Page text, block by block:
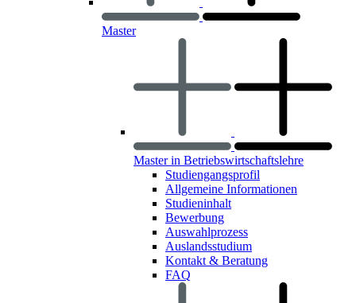
Master
Master in Betriebswirtschaftslehre
Studiengangsprofil
Allgemeine Informationen
Studieninhalt
Bewerbung
Auswahlprozess
Auslandsstudium
Kontakt & Beratung
FAQ